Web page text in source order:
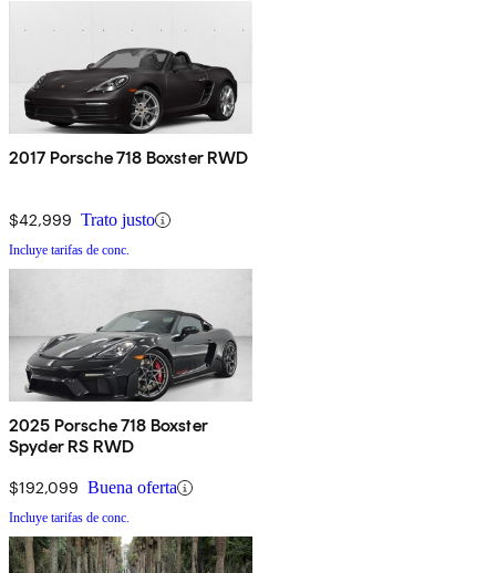
2017 Porsche 718 Boxster RWD
$42,999 Trato justo
Incluye tarifas de conc.
2025 Porsche 718 Boxster
Spyder RS RWD
$192,099 Buena oferta
Incluye tarifas de conc.